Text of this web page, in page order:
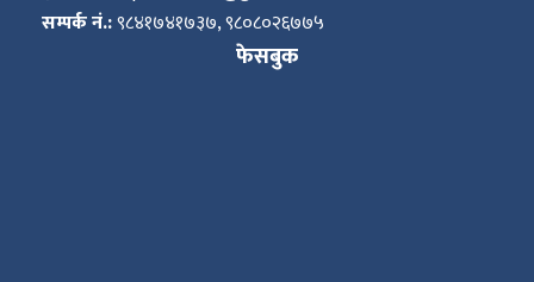
सम्पर्क नं.:९८४१७४१७३७, ९८०८०२६७७५
फेसबुक